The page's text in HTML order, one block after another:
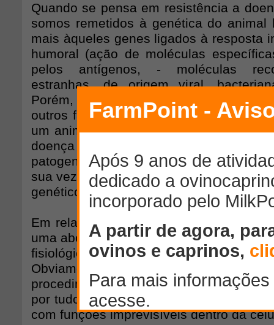
Quando se pensa em resistência a
somos remetidos à genética do animal
mais àqueles genes ligados à resposta
humoral (ação de moléculas
pelos antígenos, - moléculas
estranhas, de origem viral,
Porém, cada vez mais vem se
outros fatores venham a contribuir com
um animal, ou seja, no modo ou na
doença o afeta. Esses fatores
patogenicidade do agente causador
sua vez, parece ser influenciada por
genéticos deste.
Em relação à genômica do animal
uma abordagem inicial é o estudo de
fisiológico. Assim, a função determina
Obviamente, o número de genes
procedimento muitas vezes é acertado,
por tudo, já que existem muitas
com funções imprevisíveis dentro da